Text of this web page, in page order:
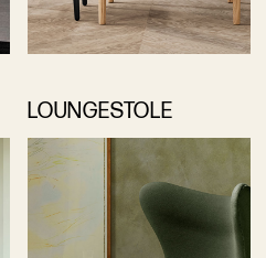
LOUNGESTOLE